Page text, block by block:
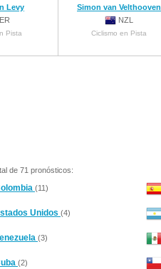
Levy
Pista
Simon van Velthooven
NZL
Ciclismo en Pista
de 71 pronósticos:
(11)
Unidos (4)
(3)
(2)